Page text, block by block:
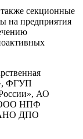
секционные
на предприятия
ФГУП
АО
ООО НПФ
АНО ДПО